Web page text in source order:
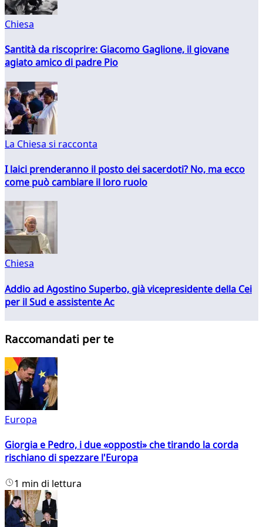
Chiesa
Santità da riscoprire: Giacomo Gaglione, il giovane
agiato amico di padre Pio
La Chiesa si racconta
I laici prenderanno il posto dei sacerdoti? No, ma ecco
come può cambiare il loro ruolo
Chiesa
Addio ad Agostino Superbo, già vicepresidente della Cei
per il Sud e assistente Ac
Raccomandati per te
Europa
Giorgia e Pedro, i due «opposti» che tirando la corda
rischiano di spezzare l'Europa
1 min di lettura